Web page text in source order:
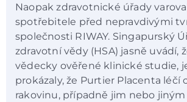
Naopak zdravotnické úřady
spotřebitele před nepravdivými
společnosti RIWAY. Singapurský
zdravotní vědy (HSA) jasně uvádí,
vědecky ověřené klinické studie,
prokázaly, že Purtier Placenta léčí
rakovinu, případně jim nebo